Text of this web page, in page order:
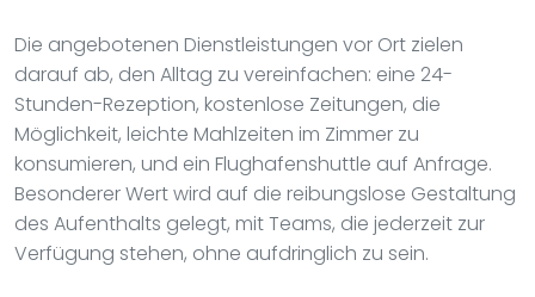
Die angebotenen Dienstleistungen vor Ort zielen
darauf ab, den Alltag zu vereinfachen: eine 24-
Stunden-Rezeption, kostenlose Zeitungen, die
Möglichkeit, leichte Mahlzeiten im Zimmer zu
konsumieren, und ein Flughafenshuttle auf Anfrage.
Besonderer Wert wird auf die reibungslose Gestaltung
des Aufenthalts gelegt, mit Teams, die jederzeit zur
Verfügung stehen, ohne aufdringlich zu sein.